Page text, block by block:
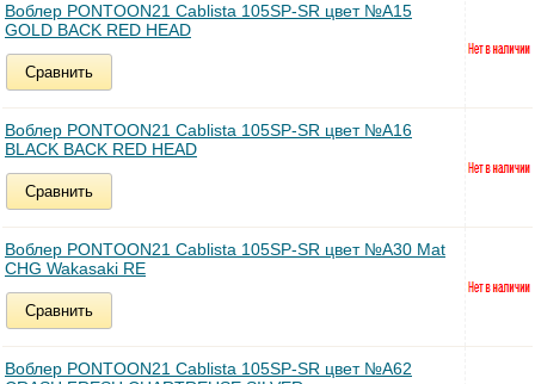
Воблер PONTOON21 Cablista 105SP-SR цвет №A15
GOLD BACK RED HEAD
Сравнить
Воблер PONTOON21 Cablista 105SP-SR цвет №A16
BLACK BACK RED HEAD
Сравнить
Воблер PONTOON21 Cablista 105SP-SR цвет №A30 Mat
CHG Wakasaki RE
Сравнить
Воблер PONTOON21 Cablista 105SP-SR цвет №A62